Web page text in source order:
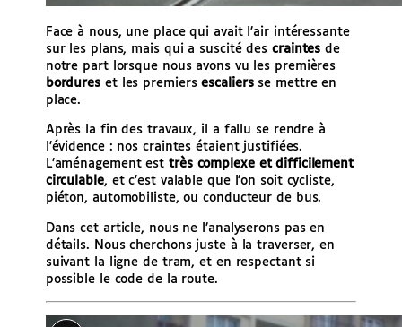
Face à nous, une place qui avait l’air intéressante
sur les plans, mais qui a suscité des craintes de
notre part lorsque nous avons vu les premières
bordures et les premiersescaliersse mettre en
place.
Après la fin des travaux, il a fallu se rendre à
l’évidence : nos craintes étaient justifiées.
L’aménagement est très complexe et difficilement
circulable, et c’est valable que l’on soit cycliste,
piéton, automobiliste, ou conducteur de bus.
Dans cet article, nous ne l’analyserons pas en
détails. Nous cherchons juste à la traverser, en
suivant la ligne de tram, et en respectant si
possible le code de la route.